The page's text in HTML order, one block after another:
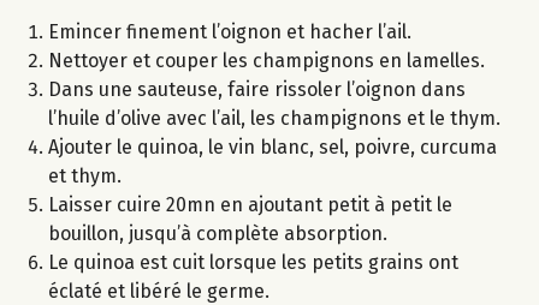
Emincer finement l’oignon et hacher l’ail.
Nettoyer et couper les champignons en lamelles.
Dans une sauteuse, faire rissoler l’oignon dans
l’huile d’olive avec l’ail, les champignons et le thym.
Ajouter le quinoa, le vin blanc, sel, poivre, curcuma
et thym.
Laisser cuire 20mn en ajoutant petit à petit le
bouillon, jusqu’à complète absorption.
Le quinoa est cuit lorsque les petits grains ont
éclaté et libéré le germe.